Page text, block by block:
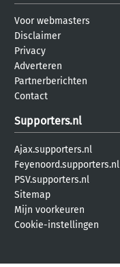
Voor webmasters
Disclaimer
Privacy
Adverteren
Partnerberichten
Contact
Supporters.nl
Ajax.supporters.nl
Feyenoord.supporters.nl
PSV.supporters.nl
Sitemap
Mijn voorkeuren
Cookie-instellingen